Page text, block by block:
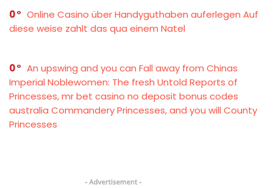
0
Online Casino über Handyguthaben auferlegen Auf
diese weise zahlt das qua einem Natel
0
An upswing and you can Fall away from Chinas
Imperial Noblewomen: The fresh Untold Reports of
Princesses, mr bet casino no deposit bonus codes
australia Commandery Princesses, and you will County
Princesses